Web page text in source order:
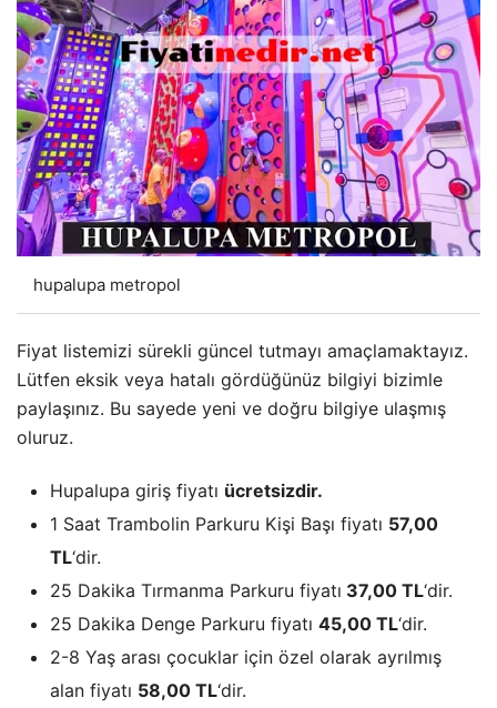
hupalupa metropol
Fiyat listemizi sürekli güncel tutmayı amaçlamaktayız.
Lütfen eksik veya hatalı gördüğünüz bilgiyi bizimle
paylaşınız. Bu sayede yeni ve doğru bilgiye ulaşmış
oluruz.
Hupalupa giriş fiyatı ücretsizdir.
1 Saat Trambolin Parkuru Kişi Başı fiyatı 57,00
TL‘dir.
25 Dakika Tırmanma Parkuru fiyatı 37,00 TL‘dir.
25 Dakika Denge Parkuru fiyatı 45,00 TL‘dir.
2-8 Yaş arası çocuklar için özel olarak ayrılmış
alan fiyatı 58,00 TL‘dir.